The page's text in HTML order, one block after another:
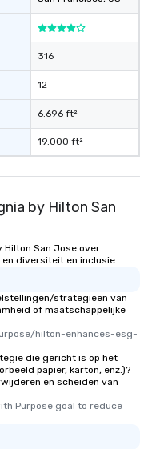
316
12
6.696 ft²
19.000 ft²
by Hilton San
Hilton San Jose over
diversiteit en inclusie.
strategieën van
of maatschappelijke
hilton-enhances-esg-
die gericht is op het
papier, karton, enz.)?
en scheiden van
Purpose goal to reduce